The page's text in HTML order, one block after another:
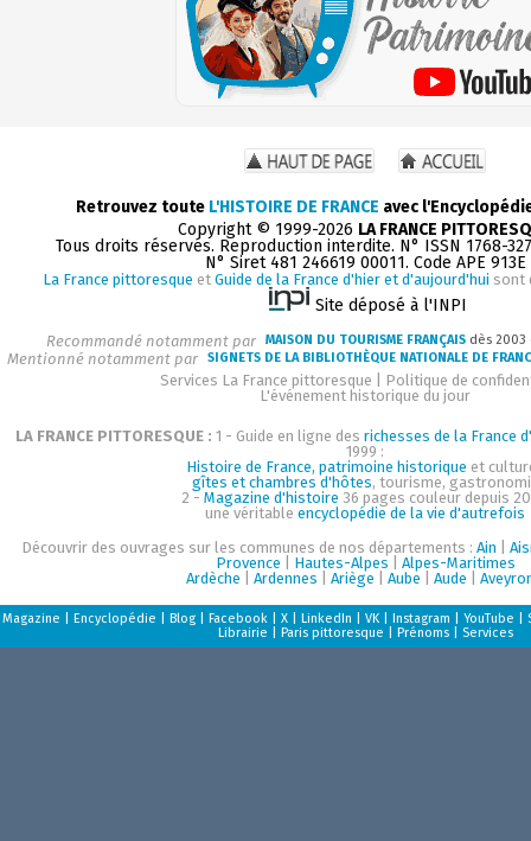
Retrouvez toute L'HISTOIRE DE FRANCE avec
Copyright © 1999-2026 LA FRANCE
Tous droits réservés. Reproduction interdite. N° ISSN 1768-
N° Siret 481 246619 00011. Code APE 913E
La France pittoresque et Guide de la France d'hier et d'aujourd'hui sont
Site déposé à l'INPI
Recommandé notamment par MAISON DU TOURISME FRANÇAIS dès
Mentionné notamment par SIGNETS DE LA BIBLIOTHÈQUE NATIONALE DE
Services La France pittoresque
Politique de
L'événement historique du jour
LA FRANCE PITTORESQUE : 1 - Guide en ligne des richesses de la France
1999 :
Histoire de France, patrimoine historique et
gîtes et chambres d'hôtes, tourisme,
2 - Magazine d'histoire 36 pages couleur depuis
une véritable encyclopédie de la vie d'autrefois
Découvrir des ouvrages sur les communes de nos départements : Ain
Provence
Hautes-Alpes
Alpes-Maritimes
Ardèche
Ardennes Ariège Aube Aude
Magazine Encyclopédie Blog| Facebook| X| LinkedIn VK| Instagram YouTube
Librairie
Paris pittoresque Prénoms| Services